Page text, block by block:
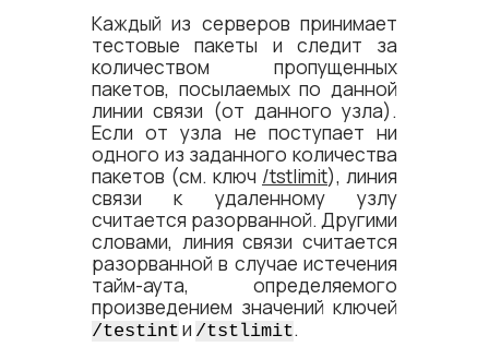
Каждый из серверов принимает
тестовые пакеты и следит за
количеством пропущенных
пакетов, посылаемых по данной
линии связи (от данного узла).
Если от узла не поступает ни
одного из заданного количества
пакетов (см. ключ /tstlimit), линия
связи к удаленному узлу
считается разорванной. Другими
словами, линия связи считается
разорванной в случае истечения
тайм-аута, определяемого
произведением значений ключей
/testint и /tstlimit.